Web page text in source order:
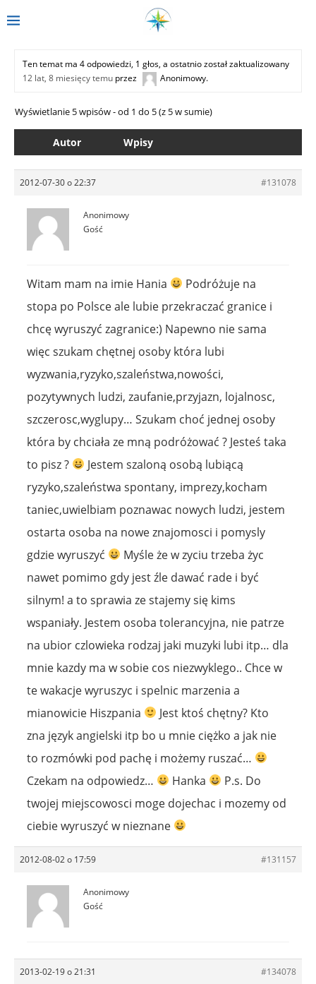
Ten temat ma 4 odpowiedzi, 1 głos, a ostatnio został zaktualizowany
12 lat, 8 miesięcy temu przez Anonimowy.
Wyświetlanie 5 wpisów - od 1 do 5 (z 5 w sumie)
Autor Wpisy
2012-07-30 o 22:37 #131078
Anonimowy
Gość
Witam mam na imie Hania
Podróżuje na
stopa po Polsce ale lubie przekraczać granice i
chcę wyruszyć zagranice:) Napewno nie sama
więc szukam chętnej osoby która lubi
wyzwania,ryzyko,szaleństwa,nowości,
pozytywnych ludzi, zaufanie,przyjazn, lojalnosc,
szczerosc,wyglupy… Szukam choć jednej osoby
która by chciała ze mną podróżować ? Jesteś taka
to pisz ?
Jestem szaloną osobą lubiącą
ryzyko,szaleństwa spontany, imprezy,kocham
taniec,uwielbiam poznawac nowych ludzi, jestem
ostarta osoba na nowe znajomosci i pomysly
gdzie wyruszyć
Myśle że w zyciu trzeba życ
nawet pomimo gdy jest źle dawać rade i być
silnym! a to sprawia ze stajemy się kims
wspaniały. Jestem osoba tolerancyjna, nie patrze
na ubior czlowieka rodzaj jaki muzyki lubi itp… dla
mnie kazdy ma w sobie cos niezwyklego.. Chce w
te wakacje wyruszyc i spelnic marzenia a
mianowicie Hiszpania
Jest ktoś chętny? Kto
zna język angielski itp bo u mnie ciężko a jak nie
to rozmówki pod pachę i możemy ruszać…
Czekam na odpowiedz…
Hanka
P.s. Do
twojej miejscowosci moge dojechac i mozemy od
ciebie wyruszyć w nieznane
2012-08-02 o 17:59 #131157
Anonimowy
Gość
2013-02-19 o 21:31 #134078